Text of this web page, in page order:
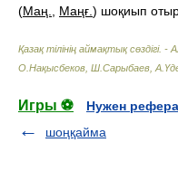
(Маң. Маңғ. ) шоқиып
Қазақ тілінің аймақтық
О.Нақысбеков, Ш.Сарыбаев,
Игры ⚽
Нужен
шоңқайма